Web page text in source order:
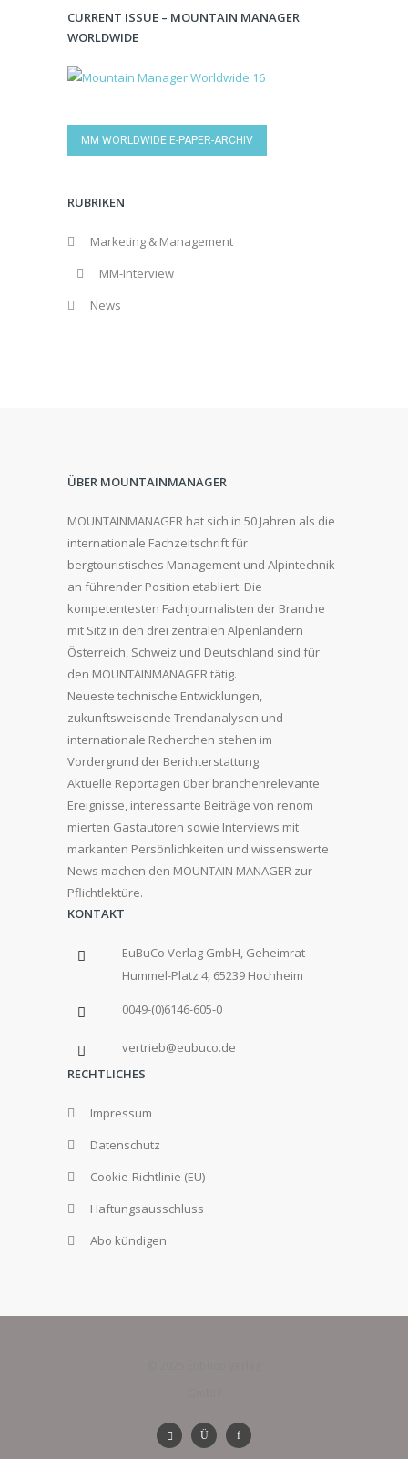
CURRENT ISSUE – MOUNTAIN MANAGER
WORLDWIDE
MM WORLDWIDE E-PAPER-ARCHIV
RUBRIKEN
Marketing & Management
MM-Interview
News
ÜBER MOUNTAINMANAGER
MOUNTAINMANAGER hat sich in 50 Jahren als die
internationale Fachzeitschrift für
bergtouristisches Management und Alpintechnik
an führender Position etabliert. Die
kompetentesten Fachjournalisten der Branche
mit Sitz in den drei zentralen Alpenländern
Österreich, Schweiz und Deutschland sind für
den MOUNTAINMANAGER tätig.
Neueste technische Entwicklungen,
zukunftsweisende Trendanalysen und
internationale Recherchen stehen im
Vordergrund der Berichterstattung.
Aktuelle Reportagen über branchenrelevante
Ereignisse, interessante Beiträge von renom
mierten Gastautoren sowie Interviews mit
markanten Persönlichkeiten und wissenswerte
News machen den MOUNTAIN MANAGER zur
Pflichtlektüre.
KONTAKT
EuBuCo Verlag GmbH, Geheimrat-
Hummel-Platz 4, 65239 Hochheim
0049-(0)6146-605-0
vertrieb@eubuco.de
RECHTLICHES
Impressum
Datenschutz
Cookie-Richtlinie (EU)
Haftungsausschluss
Abo kündigen